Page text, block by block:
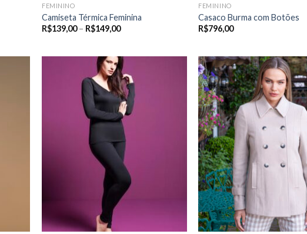
FEMININO
Camiseta Térmica Feminina
R$139,00 – R$149,00Price
R$149,00
FEMININO
Casaco Burma com Botões
R$796,00